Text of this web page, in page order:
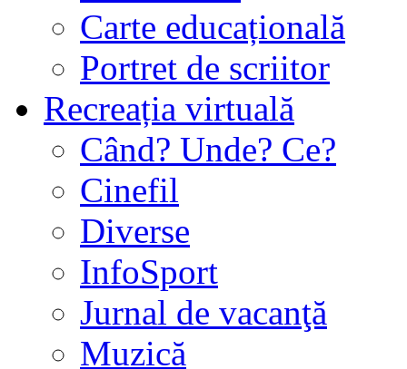
Carte educațională
Portret de scriitor
Recreația virtuală
Când? Unde? Ce?
Cinefil
Diverse
InfoSport
Jurnal de vacanţă
Muzică